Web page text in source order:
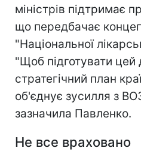
міністрів підтримає
що передбачає
"Національної
"Щоб підготувати цей
стратегічний план
об'єднує зусилля з
зазначила Павленко.
Не все враховано